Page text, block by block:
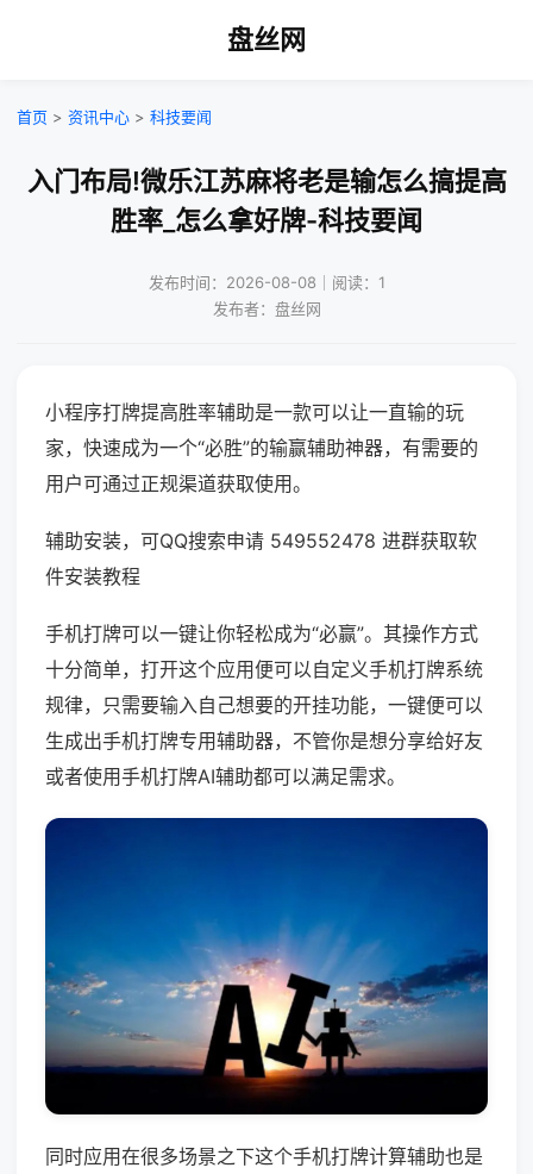
盘丝网
首页 > 资讯中心 > 科技要闻
入门布局!微乐江苏麻将老是输怎么搞提高
胜率_怎么拿好牌-科技要闻
发布时间：2026-08-08｜阅读：1
发布者：盘丝网
小程序打牌提高胜率辅助是一款可以让一直输的玩
家，快速成为一个“必胜”的输赢辅助神器，有需要的
用户可通过正规渠道获取使用。
辅助安装，可QQ搜索申请 549552478 进群获取软
件安装教程
手机打牌可以一键让你轻松成为“必赢”。其操作方式
十分简单，打开这个应用便可以自定义手机打牌系统
规律，只需要输入自己想要的开挂功能，一键便可以
生成出手机打牌专用辅助器，不管你是想分享给好友
或者使用手机打牌AI辅助都可以满足需求。
同时应用在很多场景之下这个手机打牌计算辅助也是